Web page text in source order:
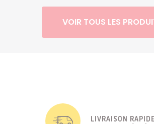
VOIR TOUS LES
LIVRAISON